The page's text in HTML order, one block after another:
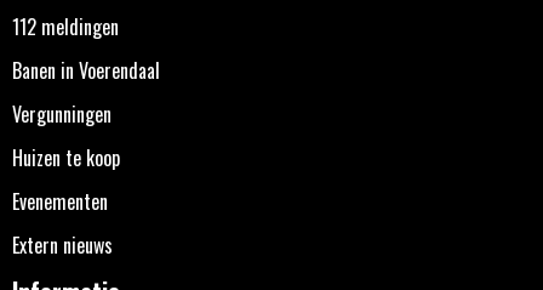
112 meldingen
Banen in Voerendaal
Vergunningen
Huizen te koop
Evenementen
Extern nieuws